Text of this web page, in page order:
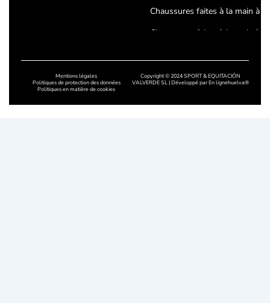
Chaussures faites à la main à
Chaussures faites à la main à
Mentions légales
Politiques de protection des données
Politiques en matière de cookies
Copyright © 2024 SPORT & EQUITACIÓN
VALVERDE SL | Développé parEn lignehuelva®